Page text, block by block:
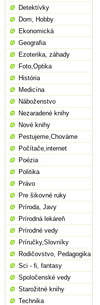
Detektívky
Dom, Hobby
Ekonomická
Geografia
Ezoterika, záhady
Foto,Optika
História
Medicína
Náboženstvo
Nezaradené knihy
Nové knihy
Pestujeme,Chováme
Počítače,internet
Poézia
Politika
Právo
Pre šikovné ruky
Príroda, Javy
Prírodná lekáreň
Prírodné vedy
Príručky,Slovníky
Rodičovstvo, Pedagogika
Sci - fi, fantasy
Spoločenské vedy
Starožitné knihy
Technika